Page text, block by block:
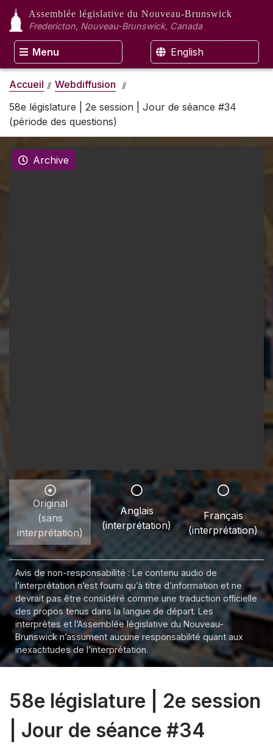
Assemblée législative du Nouveau-Brunswick
Fredericton, Nouveau-Brunswick, Canada
Menu English
Accueil
Webdiffusion
58e législature | 2e session | Jour de séance #34
(période des questions)
Archive
Original
(sans
interprétation)
Anglais
(interprétation)
Français
(interprétation)
Avis de non-responsabilité : Le contenu audio de
l’interprétation n’est fourni qu’à titre d’information et ne
devrait pas être considéré comme une traduction officielle
des propos tenus dans la langue de départ. Les
interprètes et l’Assemblée législative du Nouveau-
Brunswick n’assument aucune responsabilité quant aux
inexactitudes de l’interprétation.
58e législature | 2e session
| Jour de séance #34